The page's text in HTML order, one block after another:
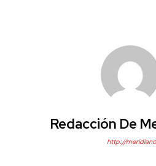
Redacción De
http://